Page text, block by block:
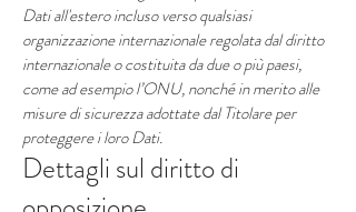
Dati all'estero incluso verso qualsiasi
organizzazione internazionale regolata dal diritto
internazionale o costituita da due o più paesi,
come ad esempio l’ONU, nonché in merito alle
misure di sicurezza adottate dal Titolare per
proteggere i loro Dati.
Dettagli sul diritto di